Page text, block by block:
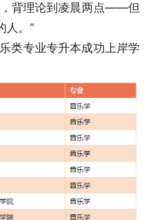
，背理论到凌晨两点——但
人。”
类专业专升本成功上岸学